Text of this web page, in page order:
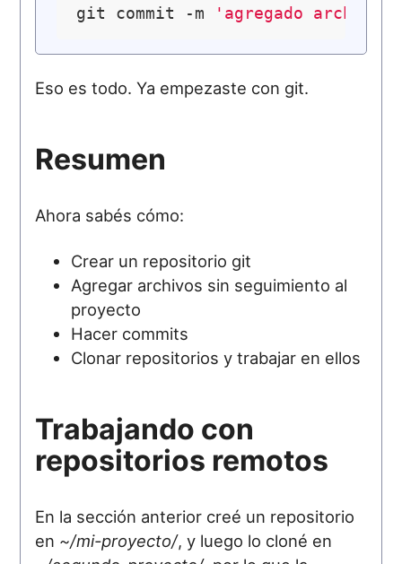
git commit -m
'agregado archivo
Eso es todo. Ya empezaste con git.
Resumen
Ahora sabés cómo:
Crear un repositorio git
Agregar archivos sin seguimiento al
proyecto
Hacer commits
Clonar repositorios y trabajar en ellos
Trabajando con
repositorios remotos
En la sección anterior creé un repositorio
en ~/mi-proyecto/, y luego lo cloné en